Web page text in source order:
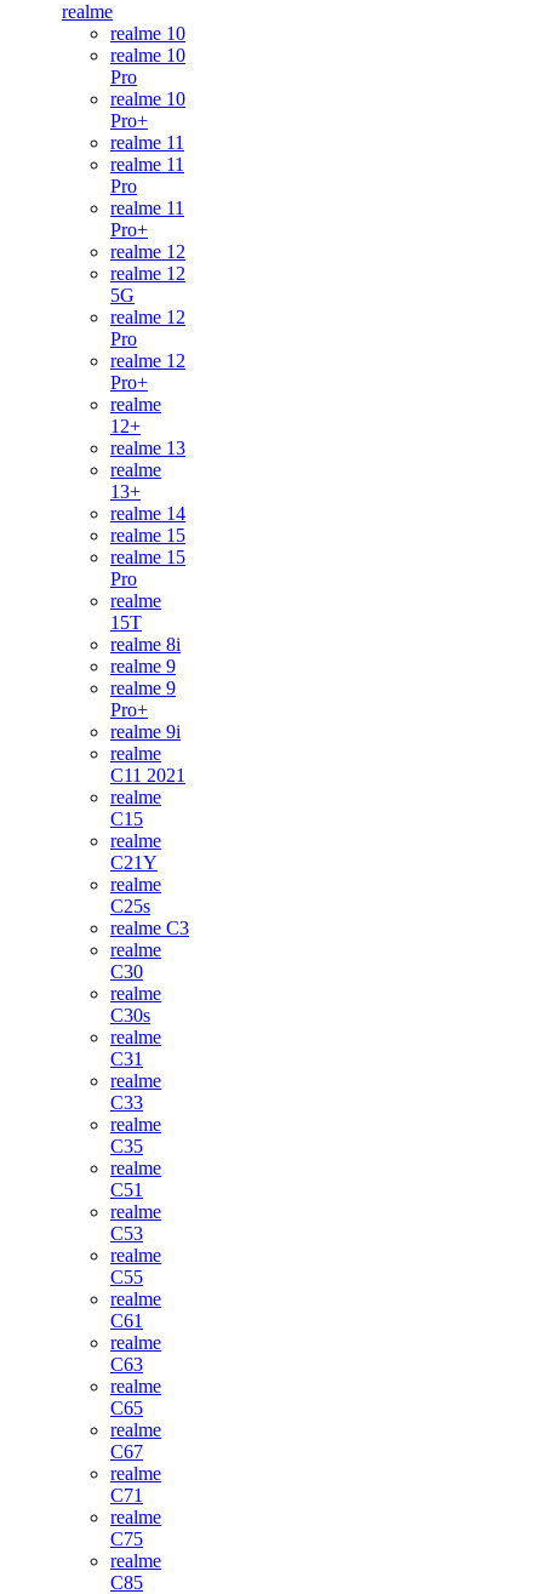
realme
realme 10
realme 10
Pro
realme 10
Pro+
realme 11
realme 11
Pro
realme 11
Pro+
realme 12
realme 12
5G
realme 12
Pro
realme 12
Pro+
realme
12+
realme 13
realme
13+
realme 14
realme 15
realme 15
Pro
realme
15T
realme 8i
realme 9
realme 9
Pro+
realme 9i
realme
C11 2021
realme
C15
realme
C21Y
realme
C25s
realme C3
realme
C30
realme
C30s
realme
C31
realme
C33
realme
C35
realme
C51
realme
C53
realme
C55
realme
C61
realme
C63
realme
C65
realme
C67
realme
C71
realme
C75
realme
C85